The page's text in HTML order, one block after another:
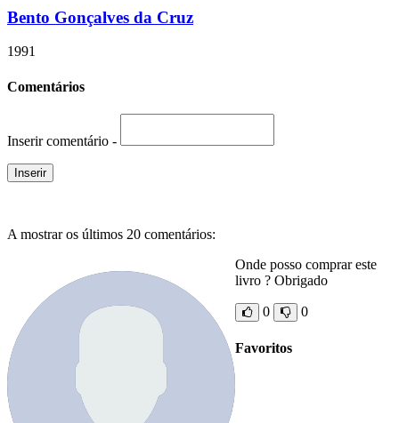
Bento Gonçalves da Cruz
1991
Comentários
Inserir comentário -
A mostrar os últimos 20 comentários:
Onde posso comprar este
livro ? Obrigado
0 0
Favoritos